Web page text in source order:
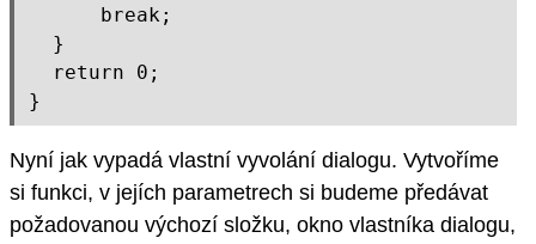
      break;
  }
  return 0;
Nyní jak vypadá vlastní vyvolání dialogu. Vytvoříme
si funkci, v jejích parametrech si budeme předávat
požadovanou výchozí složku, okno vlastníka dialogu,